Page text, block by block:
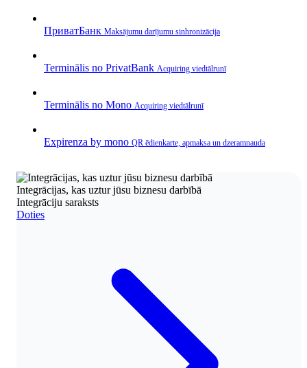
ПриватБанк Maksājumu darījumu sinhronizācija
Terminālis no PrivatBank Acquiring viedtālrunī
Terminālis no Mono Acquiring viedtālrunī
Expirenza by mono QR ēdienkarte, apmaksa un dzeramnauda
Integrācijas, kas uztur jūsu biznesu darbībā
Integrāciju saraksts
Doties